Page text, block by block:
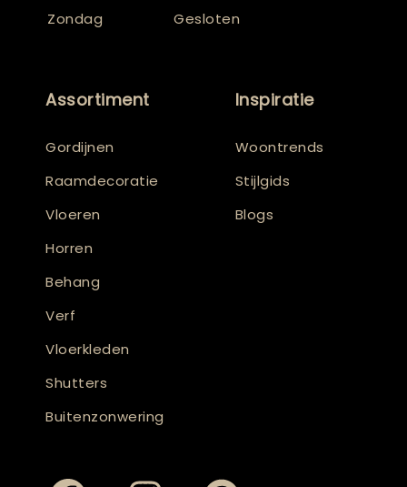
Zondag
Gesloten
Assortiment
Gordijnen
Raamdecoratie
Vloeren
Horren
Behang
Verf
Vloerkleden
Shutters
Buitenzonwering
Inspiratie
Woontrends
Stijlgids
Blogs